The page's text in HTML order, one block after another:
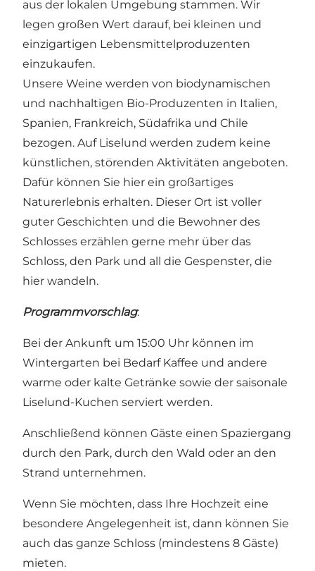
aus der lokalen Umgebung stammen. Wir
legen großen Wert darauf, bei kleinen und
einzigartigen Lebensmittelproduzenten
einzukaufen.
Unsere Weine werden von biodynamischen
und nachhaltigen Bio-Produzenten in Italien,
Spanien, Frankreich, Südafrika und Chile
bezogen. Auf Liselund werden zudem keine
künstlichen, störenden Aktivitäten angeboten.
Dafür können Sie hier ein großartiges
Naturerlebnis erhalten. Dieser Ort ist voller
guter Geschichten und die Bewohner des
Schlosses erzählen gerne mehr über das
Schloss, den Park und all die Gespenster, die
hier wandeln.
Programmvorschlag:
Bei der Ankunft um 15:00 Uhr können im
Wintergarten bei Bedarf Kaffee und andere
warme oder kalte Getränke sowie der saisonale
Liselund-Kuchen serviert werden.
Anschließend können Gäste einen Spaziergang
durch den Park, durch den Wald oder an den
Strand unternehmen.
Wenn Sie möchten, dass Ihre Hochzeit eine
besondere Angelegenheit ist, dann können Sie
auch das ganze Schloss (mindestens 8 Gäste)
mieten.